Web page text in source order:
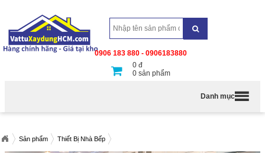
0906 183 880 - 0906183880
0 đ
0 sản phẩm
Danh mục
Sản phẩm Thiết Bị Nhà Bếp